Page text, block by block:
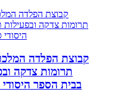
קבוצת הפלדה
תרומות צדקה
בבית הספר